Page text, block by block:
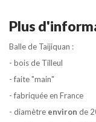
Plus
Balle de Taijiquan :
- bois de Tilleul
- faite "main"
- fabriquée en France
- diamètre environ de